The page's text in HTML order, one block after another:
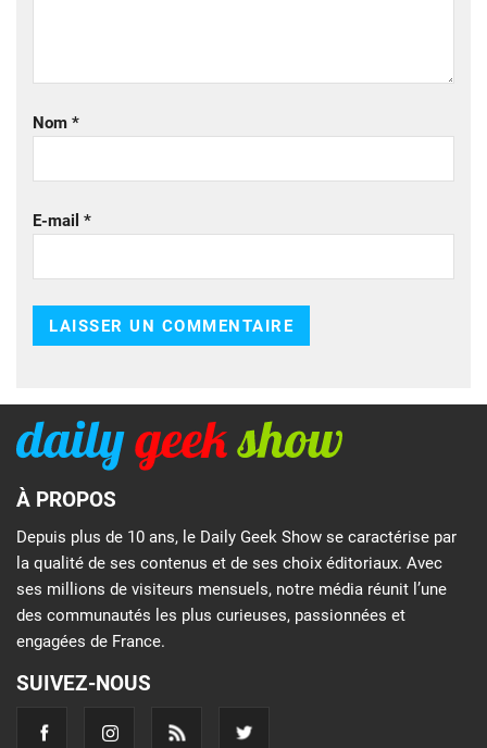
Nom *
E-mail *
À PROPOS
Depuis plus de 10 ans, le Daily Geek Show se caractérise par
la qualité de ses contenus et de ses choix éditoriaux. Avec
ses millions de visiteurs mensuels, notre média réunit l’une
des communautés les plus curieuses, passionnées et
engagées de France.
SUIVEZ-NOUS